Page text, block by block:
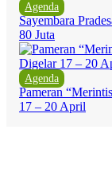
Agenda
Sayembara
80 Juta
Agenda
Pameran
17 – 20 April